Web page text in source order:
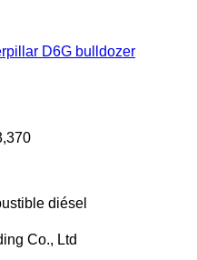
D6G bulldozer
diésel
Co., Ltd